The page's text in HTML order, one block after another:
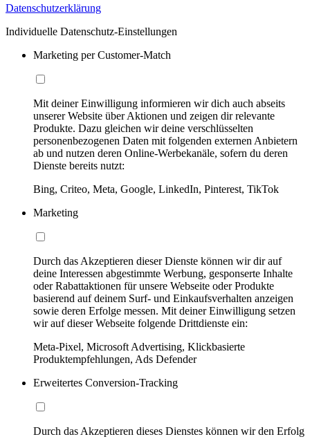
Datenschutzerklärung
Individuelle Datenschutz-Einstellungen
Marketing per Customer-Match
Mit deiner Einwilligung informieren wir dich auch abseits
unserer Website über Aktionen und zeigen dir relevante
Produkte. Dazu gleichen wir deine verschlüsselten
personenbezogenen Daten mit folgenden externen Anbietern
ab und nutzen deren Online-Werbekanäle, sofern du deren
Dienste bereits nutzt:
Bing, Criteo, Meta, Google, LinkedIn, Pinterest, TikTok
Marketing
Durch das Akzeptieren dieser Dienste können wir dir auf
deine Interessen abgestimmte Werbung, gesponserte Inhalte
oder Rabattaktionen für unsere Webseite oder Produkte
basierend auf deinem Surf- und Einkaufsverhalten anzeigen
sowie deren Erfolge messen. Mit deiner Einwilligung setzen
wir auf dieser Webseite folgende Drittdienste ein:
Meta-Pixel, Microsoft Advertising, Klickbasierte
Produktempfehlungen, Ads Defender
Erweitertes Conversion-Tracking
Durch das Akzeptieren dieses Dienstes können wir den Erfolg